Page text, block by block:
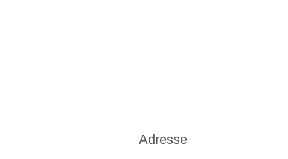
Adresse